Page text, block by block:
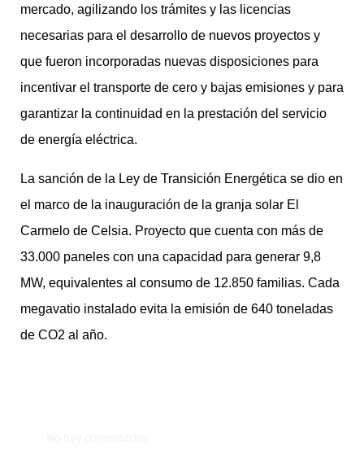
mercado, agilizando los trámites y las licencias
necesarias para el desarrollo de nuevos proyectos y
que fueron incorporadas nuevas disposiciones para
incentivar el transporte de cero y bajas emisiones y para
garantizar la continuidad en la prestación del servicio
de energía eléctrica.
La sanción de la Ley de Transición Energética se dio en
el marco de la inauguración de la granja solar El
Carmelo de Celsia. Proyecto que cuenta con más de
33.000 paneles con una capacidad para generar 9,8
MW, equivalentes al consumo de 12.850 familias. Cada
megavatio instalado evita la emisión de 640 toneladas
de CO2 al año.